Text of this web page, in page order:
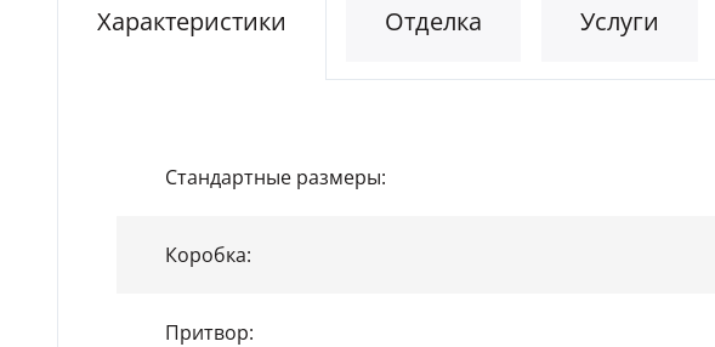
Характеристики Отделка Услуги
Стандартные размеры:
Коробка:
Притвор: